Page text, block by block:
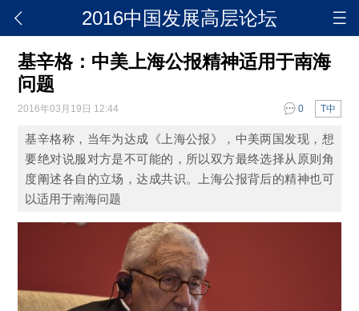
2016中国发展高层论坛
基辛格：中美上海公报精神适用于南海
问题
2016年03月19日 12:44 T中
0
基辛格称，当年为达成《上海公报》，中美两国发现，想
要绝对说服对方是不可能的，所以双方最终选择从原则角
度阐述各自的立场，达成共识。上海公报背后的精神也可
以适用于南海问题